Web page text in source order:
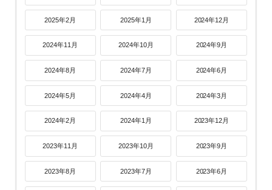
2025年2月 2025年1月 2024年12月
2024年11月 2024年10月 2024年9月
2024年8月 2024年7月 2024年6月
2024年5月 2024年4月 2024年3月
2024年2月 2024年1月 2023年12月
2023年11月 2023年10月 2023年9月
2023年8月 2023年7月 2023年6月